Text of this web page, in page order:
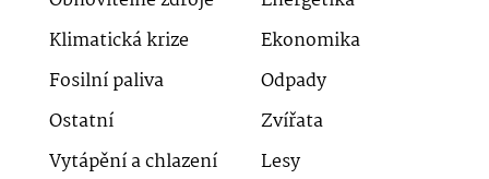
Klimatická krize
Ekonomika
Fosilní paliva
Odpady
Ostatní
Zvířata
Vytápění a chlazení
Lesy